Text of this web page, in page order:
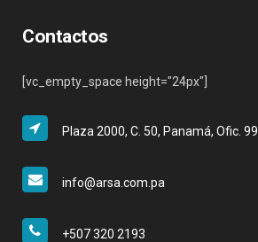
Contactos
[vc_empty_space height="24px"]
Plaza 2000, C. 50, Panamá, Ofic. 99
info@arsa.com.pa
+507 320 2193